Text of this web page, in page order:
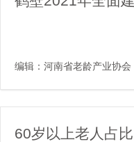
编辑：河南省老龄产业协会
60岁以上老人占